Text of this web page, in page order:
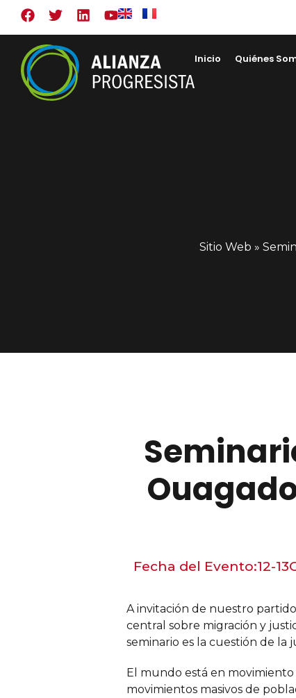
Inicio Quiénes
Sitio Web »
Fecha del Evento:12-13
A invitación de nuestro
central sobre migración y
seminario es la cuestión de la
El mundo está en movimiento
movimientos masivos de